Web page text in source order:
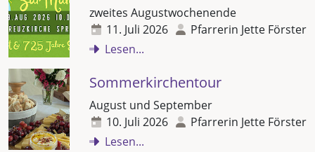
zweites Augustwochenende
11. Juli 2026
Pfarrerin Jette Förster
Lesen...
Sommerkirchentour
August und September
10. Juli 2026
Pfarrerin Jette Förster
Lesen...